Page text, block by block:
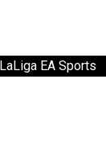
EA Sports